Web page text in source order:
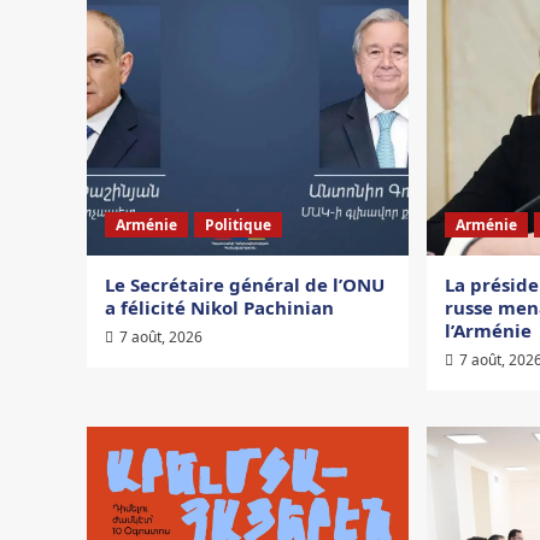
Arménie Politique
Le Secrétaire général de l’ONU
a félicité Nikol Pachinian
7 août, 2026
Arménie
La
russe
l’Arménie
7 août,